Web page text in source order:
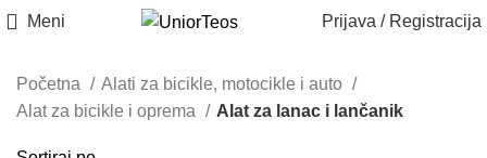
Meni Prijava / Registracija
Početna
Alati za bicikle, motocikle i auto
Alat za bicikle i oprema
Alat za lanac i lančanik